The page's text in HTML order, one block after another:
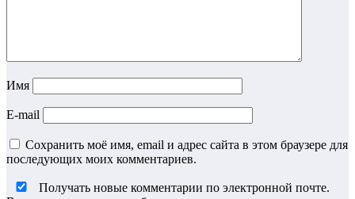
Имя
E-mail
Сохранить моё имя, email и адрес сайта в этом браузере для
последующих моих комментариев.
Получать новые комментарии по электронной почте.